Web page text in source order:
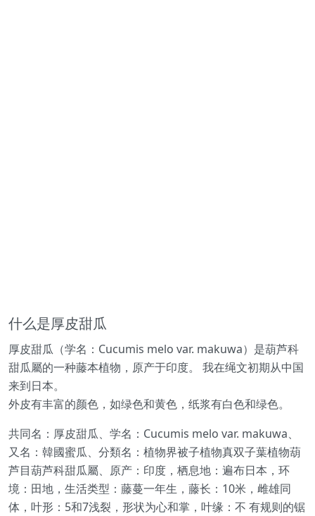
什么是厚皮甜瓜
厚皮甜瓜（学名：Cucumis melo var. makuwa）是葫芦科
甜瓜屬的一种藤本植物，原产于印度。 我在绳文初期从中国
来到日本。
外皮有丰富的颜色，如绿色和黄色，纸浆有白色和绿色。
共同名：厚皮甜瓜、学名：Cucumis melo var. makuwa、
又名：韓國蜜瓜、分類名：植物界被子植物真双子葉植物葫
芦目葫芦科甜瓜屬、原产：印度，栖息地：遍布日本，环
境：田地，生活类型：藤蔓一年生，藤长：10米，雌雄同
体，叶形：5和7浅裂，形状为心和掌，叶缘：不 有规则的锯